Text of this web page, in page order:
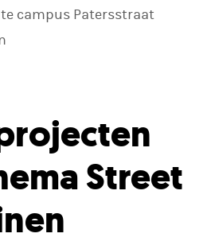
campus Patersstraat
Street